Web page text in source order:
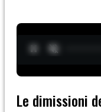
Le dimissioni